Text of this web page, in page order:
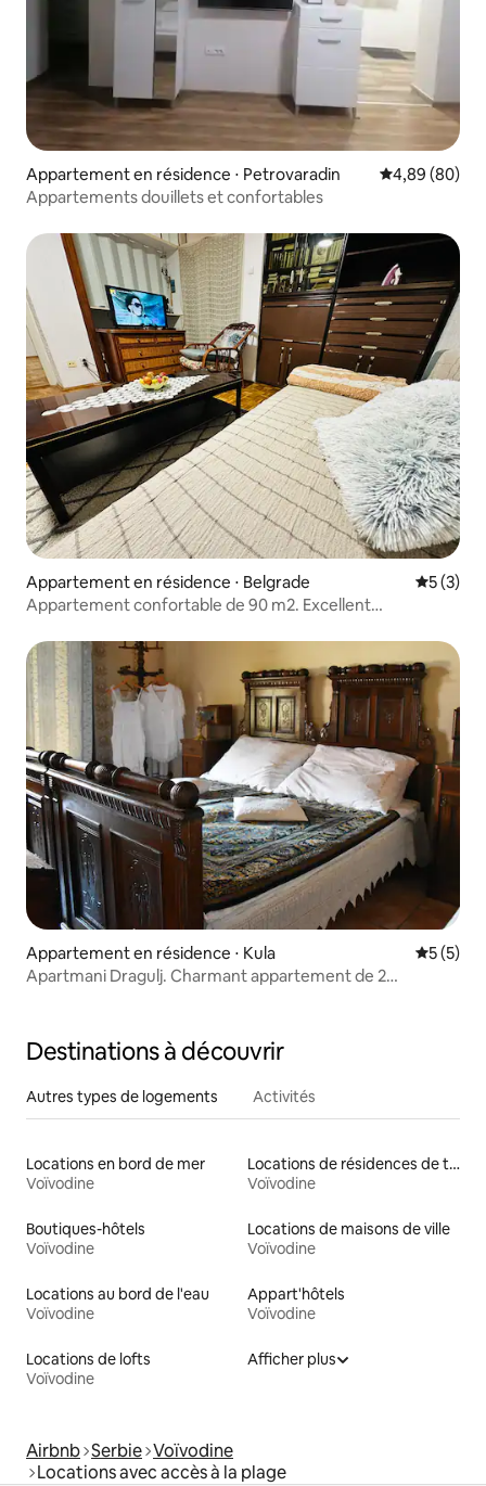
Appartement en résidence ⋅ Petrovaradin Évaluation
4,89 (80)
Appartements douillets et confortables
Appartement en résidence ⋅ Belgrade
5 (3)
Appartement confortable de 90 m2. Excellent
Appartement en résidence ⋅ Kula
5 (5)
Apartmani Dragulj. Charmant appartement de 2
Destinations à découvrir
Autres types de logements Activités
Locations en bord de mer
Voïvodine
Locations de résidences de tourisme
Voïvodine
Boutiques-hôtels
Voïvodine
Locations de maisons de ville
Voïvodine
Locations au bord de l'eau
Voïvodine
Appart'hôtels
Voïvodine
Locations de lofts
Voïvodine
Afficher plus
Airbnb Serbie Voïvodine
Locations avec accès à la plage